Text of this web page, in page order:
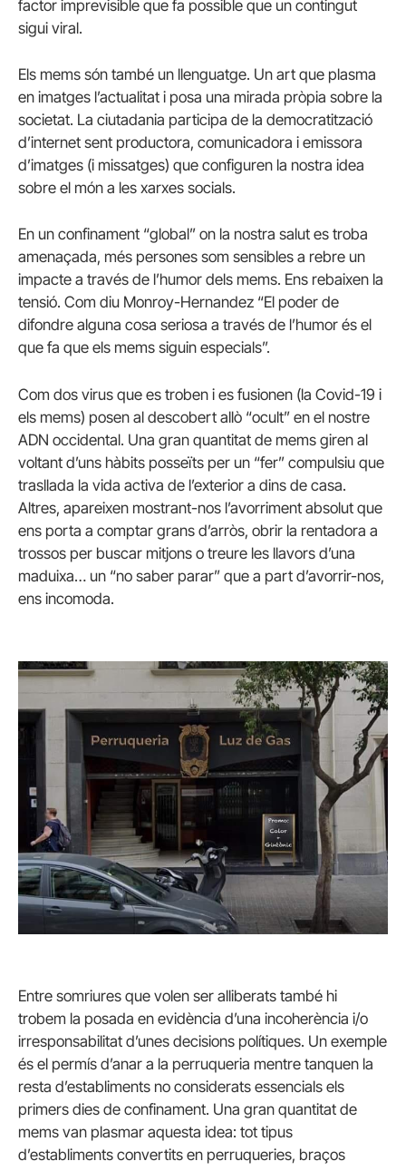
factor imprevisible que fa possible que un contingut
sigui viral.
Els mems són també un llenguatge. Un art que plasma
en imatges l’actualitat i posa una mirada pròpia sobre la
societat. La ciutadania participa de la democratització
d’internet sent productora, comunicadora i emissora
d’imatges (i missatges) que configuren la nostra idea
sobre el món a les xarxes socials.
En un confinament “global” on la nostra salut es troba
amenaçada, més persones som sensibles a rebre un
impacte a través de l’humor dels mems. Ens rebaixen la
tensió. Com diu Monroy-Hernandez “El poder de
difondre alguna cosa seriosa a través de l’humor és el
que fa que els mems siguin especials”.
Com dos virus que es troben i es fusionen (la Covid-19 i
els mems) posen al descobert allò “ocult” en el nostre
ADN occidental. Una gran quantitat de mems giren al
voltant d’uns hàbits posseïts per un “fer” compulsiu que
trasllada la vida activa de l’exterior a dins de casa.
Altres, apareixen mostrant-nos l’avorriment absolut que
ens porta a comptar grans d’arròs, obrir la rentadora a
trossos per buscar mitjons o treure les llavors d’una
maduixa… un “no saber parar” que a part d’avorrir-nos,
ens incomoda.
Entre somriures que volen ser alliberats també hi
trobem la posada en evidència d’una incoherència i/o
irresponsabilitat d’unes decisions polítiques. Un exemple
és el permís d’anar a la perruqueria mentre tanquen la
resta d’establiments no considerats essencials els
primers dies de confinament. Una gran quantitat de
mems van plasmar aquesta idea: tot tipus
d’establiments convertits en perruqueries, braços